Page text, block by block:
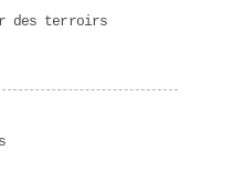
des terroirs